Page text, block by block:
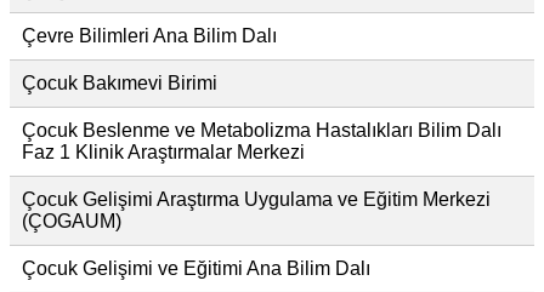
Çevre Bilimleri Ana Bilim Dalı
Çocuk Bakımevi Birimi
Çocuk Beslenme ve Metabolizma Hastalıkları Bilim Dalı
Faz 1 Klinik Araştırmalar Merkezi
Çocuk Gelişimi Araştırma Uygulama ve Eğitim Merkezi
(ÇOGAUM)
Çocuk Gelişimi ve Eğitimi Ana Bilim Dalı